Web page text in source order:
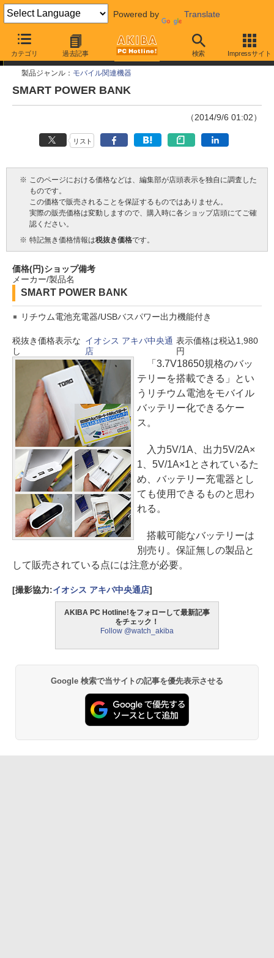
Powered by Translate
カテゴリ 過去記事 検索 Impressサイト
今週見つけた新製品
製品ジャンル： モバイル関連機器
SMART POWER BANK
（2014/9/6 01:02）
リスト
※ このページにおける価格などは、編集部が店頭表示を独自に調査した
ものです。
この価格で販売されることを保証するものではありません。
実際の販売価格は変動しますので、購入時に各ショップ店頭にてご確
認ください。
※ 特記無き価格情報は税抜き価格です。
価格(円)ショップ備考
メーカー/製品名
SMART POWER BANK
リチウム電池充電器/USBバスパワー出力機能付き
税抜き価格表示な
し
イオシス アキバ中央通
店
表示価格は税込1,980
円
「3.7V18650規格のバッ
テリーを搭載できる」とい
うリチウム電池をモバイル
バッテリー化できるケー
ス。
入力5V/1A、出力5V/2A×
1、5V/1A×1とされているた
め、バッテリー充電器とし
ても使用できるものと思わ
れる。
搭載可能なバッテリーは
別売り。保証無しの製品と
して販売されている点には注意が必要。
[撮影協力:イオシス アキバ中央通店]
AKIBA PC Hotline!をフォローして最新記事
をチェック！
Follow @watch_akiba
Google 検索で当サイトの記事を優先表示させる